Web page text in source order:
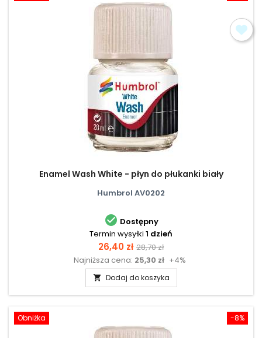
Enamel Wash White - płyn do płukanki biały
Humbrol AV0202
 Dostępny
Termin wysyłki 1 dzień
Cena
26,40 zł Cena
podstawowa
28,70 zł
Najniższa cena: 25,30 zł +4%
 Dodaj do koszyka
-8%
Obniżka